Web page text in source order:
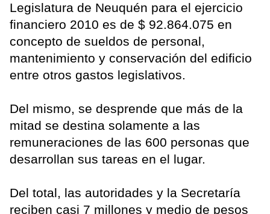
Legislatura de Neuquén para el ejercicio
financiero 2010 es de $ 92.864.075 en
concepto de sueldos de personal,
mantenimiento y conservación del edificio
entre otros gastos legislativos.
Del mismo, se desprende que más de la
mitad se destina solamente a las
remuneraciones de las 600 personas que
desarrollan sus tareas en el lugar.
Del total, las autoridades y la Secretaría
reciben casi 7 millones y medio de pesos